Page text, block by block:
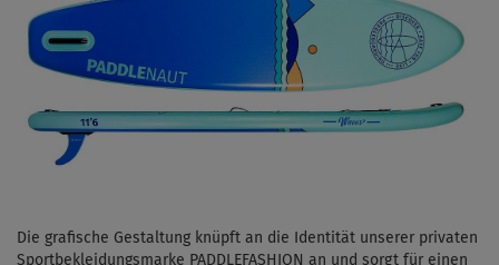
Die grafische Gestaltung knüpft an die Identität unserer privaten
Sportbekleidungsmarke PADDLEFASHION an und sorgt für einen